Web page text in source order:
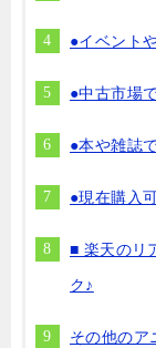
●イベント
●中古市場
●本や雑誌
●現在購入
■ 楽天のリ
ク♪
その他のア